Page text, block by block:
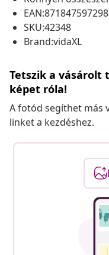
SKU:42348
Brand:vidaXL
Tetszik a vásárolt
képet róla!
A fotód segíthet más
linket a kezdéshez.